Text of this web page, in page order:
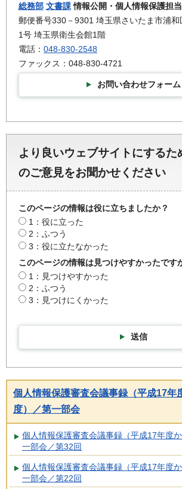
総務部 文書課情報公開・個人情報保護担当
郵便番号330－9301 埼玉県さいたま市浦
1号 埼玉県衛生会館1階
電話： 048-830-2548
ファックス：048-830-4721
お問い合わせフォーム
より良いウェブサイトにするた
のご意見をお聞かせください
このページの情報は役に立ちましたか？
1：役に立った
2：ふつう
3：役に立たなかった
このページの情報は見つけやすかったです
1：見つけやすかった
2：ふつう
3：見つけにくかった
送信
個人情報保護審査会議事録（平成17年
度）／第一部会
個人情報保護審査会議事録（平成17年度
一部会／第32回
個人情報保護審査会議事録（平成17年度
一部会／第22回